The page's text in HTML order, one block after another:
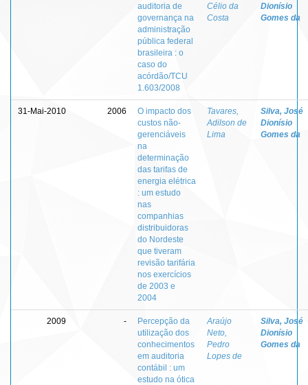
auditoria de
governança na
administração
pública federal
brasileira : o
caso do
acórdão/TCU
1.603/2008
Célio da
Costa
Dionísio
Gomes da
31-Mai-2010 2006
O impacto dos
custos não-
gerenciáveis
na
determinação
das tarifas de
energia elétrica
: um estudo
nas
companhias
distribuidoras
do Nordeste
que tiveram
revisão tarifária
nos exercícios
de 2003 e
2004
Tavares,
Adilson de
Lima
Silva, José
Dionísio
Gomes da
2009 -
Percepção da
utilização dos
conhecimentos
em auditoria
contábil : um
estudo na ótica
Araújo
Neto,
Pedro
Lopes de
Silva, José
Dionísio
Gomes da